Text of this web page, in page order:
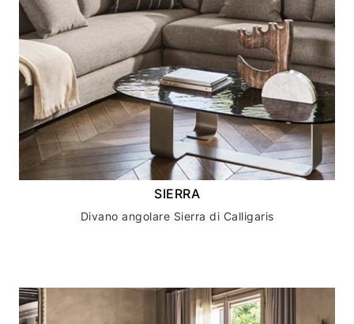
SIERRA
Divano angolare Sierra di Calligaris